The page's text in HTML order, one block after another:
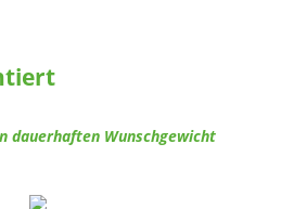
dauerhaften Wunschgewicht